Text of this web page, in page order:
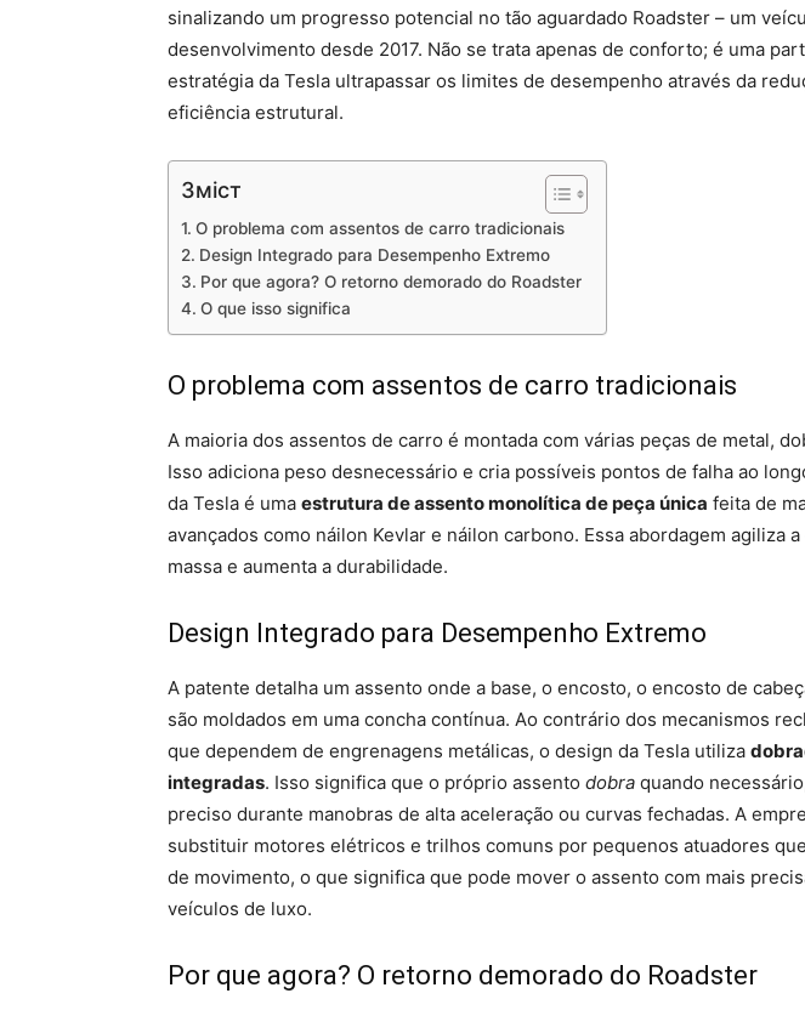
sinalizando um progresso potencial no tão aguardado Roadster – um
desenvolvimento desde 2017. Não se trata apenas de conforto; é uma
estratégia da Tesla ultrapassar os limites de desempenho através da
eficiência estrutural.
Зміст
O problema com assentos de carro tradicionais
Design Integrado para Desempenho Extremo
Por que agora? O retorno demorado do Roadster
O que isso significa
O problema com assentos de carro tradicionais
A maioria dos assentos de carro é montada com várias peças de metal,
Isso adiciona peso desnecessário e cria possíveis pontos de falha ao
da Tesla é uma estrutura de assento monolítica de peça única feita de
avançados como náilon Kevlar e náilon carbono. Essa abordagem agiliza
massa e aumenta a durabilidade.
Design Integrado para Desempenho Extremo
A patente detalha um assento onde a base, o encosto, o encosto de
são moldados em uma concha contínua. Ao contrário dos mecanismos
que dependem de engrenagens metálicas, o design da Tesla utiliza
integradas. Isso significa que o próprio assento dobra quando
preciso durante manobras de alta aceleração ou curvas fechadas. A
substituir motores elétricos e trilhos comuns por pequenos atuadores
de movimento, o que significa que pode mover o assento com mais
veículos de luxo.
Por que agora? O retorno demorado do Roadster